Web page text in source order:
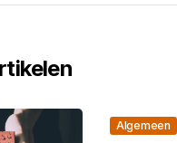
Algemeen